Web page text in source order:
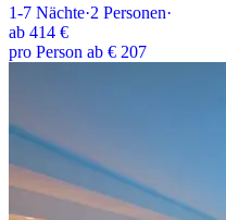
1-7 Nächte·2 Personen·
ab 414 €
pro Person ab € 207